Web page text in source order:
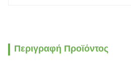
Περιγραφή Προϊόντος